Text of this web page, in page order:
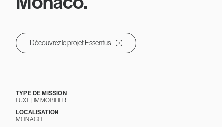
Découvrez le projet Essentus
TYPE DE MISSION
LUXE | IMMOBILIER
LOCALISATION
MONACO